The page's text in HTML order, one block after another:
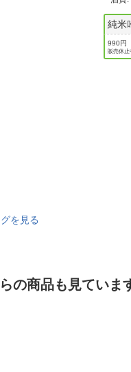
純米
990円
販売休止
を見る
の商品も見ていま